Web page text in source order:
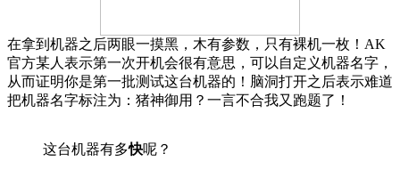
在拿到机器之后两眼一摸黑，木有参数，只有裸机一枚！AK
官方某人表示第一次开机会很有意思，可以自定义机器名字，
从而证明你是第一批测试这台机器的！脑洞打开之后表示难道
把机器名字标注为：猪神御用？一言不合我又跑题了！
这台机器有多快呢？